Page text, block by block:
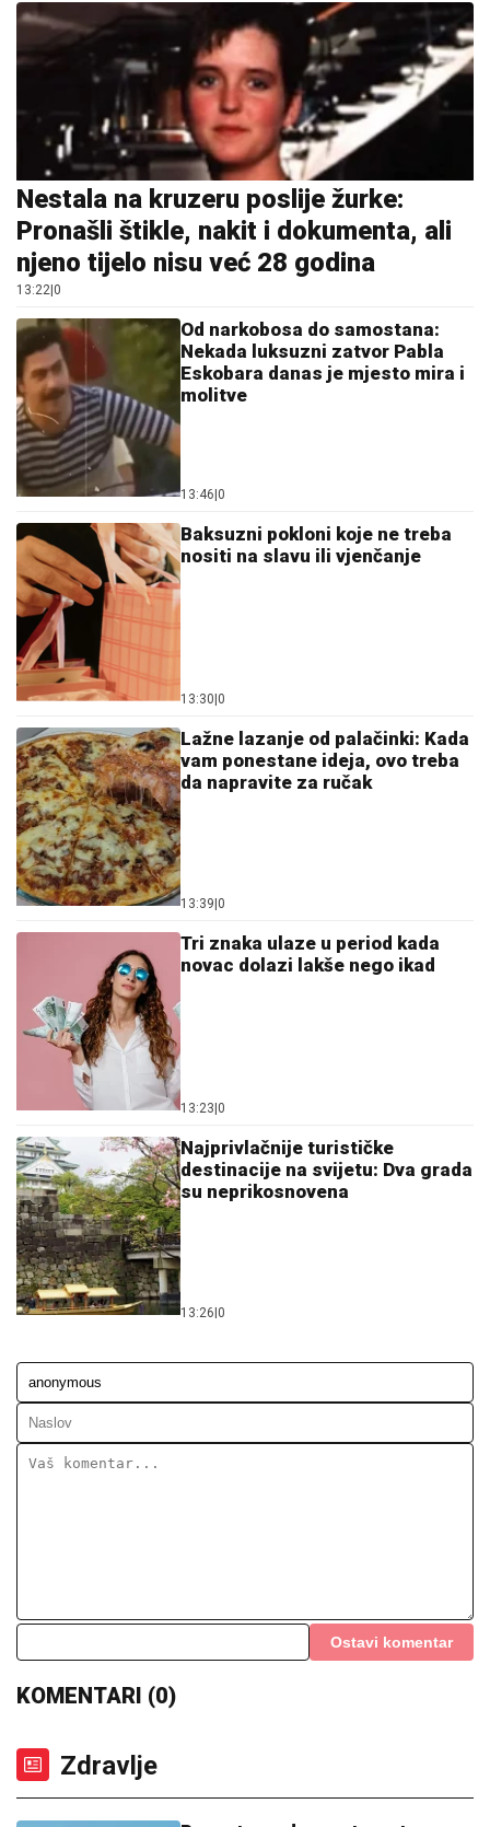
Nestala na kruzeru poslije žurke:
Pronašli štikle, nakit i dokumenta, ali
njeno tijelo nisu već 28 godina
13:22|0
Od narkobosa do samostana:
Nekada luksuzni zatvor Pabla
Eskobara danas je mjesto mira i
molitve
13:46|0
Baksuzni pokloni koje ne treba
nositi na slavu ili vjenčanje
13:30|0
Lažne lazanje od palačinki: Kada
vam ponestane ideja, ovo treba
da napravite za ručak
13:39|0
Tri znaka ulaze u period kada
novac dolazi lakše nego ikad
13:23|0
Najprivlačnije turističke
destinacije na svijetu: Dva grada
su neprikosnovena
13:26|0
Ostavi komentar
KOMENTARI (0)
Zdravlje